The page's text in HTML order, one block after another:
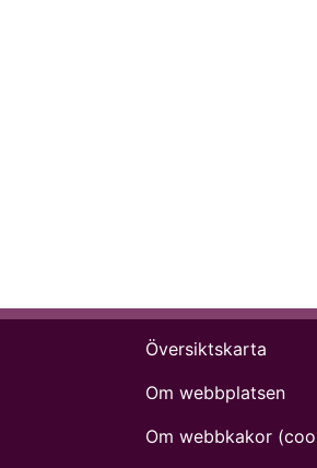
Översiktskarta
Om webbplatsen
Om webbkakor